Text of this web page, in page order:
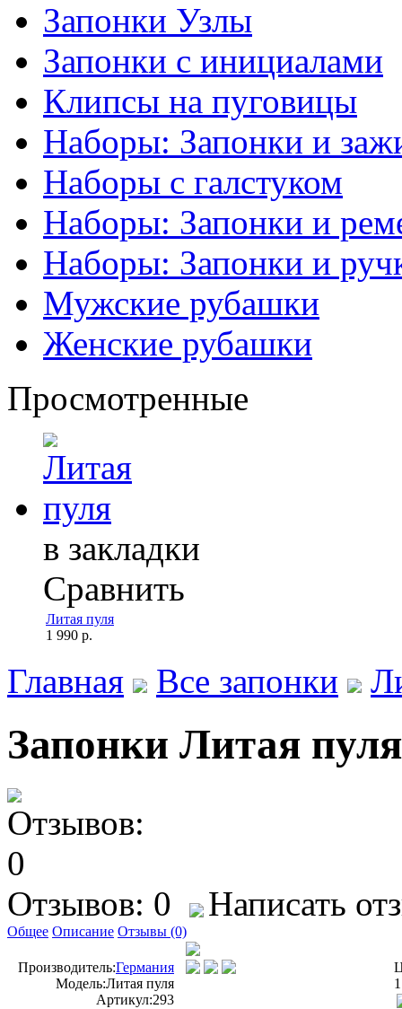
Запонки Узлы
Запонки с инициалами
Клипсы на пуговицы
Наборы: Запонки и
Наборы с галстуком
Наборы: Запонки и
Наборы: Запонки и
Мужские рубашки
Женские рубашки
Просмотренные
в закладки
Сравнить
Литая пуля
1 990 р.
Главная Все запонки
Запонки Литая пуля
Отзывов: 0 Написать
Общее Описание Отзывы (0)
Производитель:Германия
Модель:Литая пуля
Артикул:293